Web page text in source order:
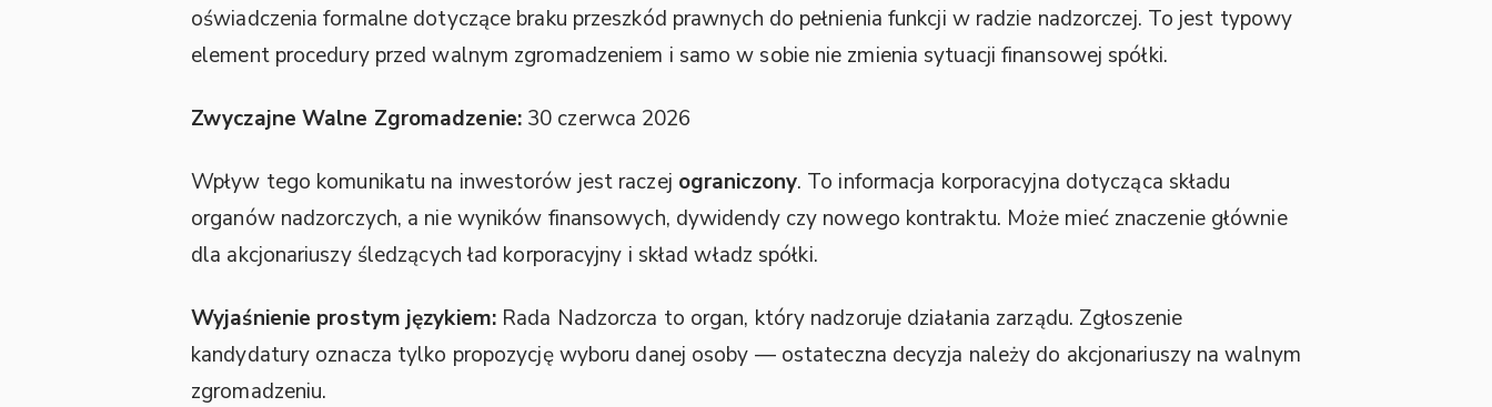
oświadczenia formalne dotyczące braku przeszkód prawnych do pełnienia funkcji w radzie nadzorczej. To jest typowy
element procedury przed walnym zgromadzeniem i samo w sobie nie zmienia sytuacji finansowej spółki.
Zwyczajne Walne Zgromadzenie:30 czerwca 2026
Wpływ tego komunikatu na inwestorów jest raczej ograniczony. To informacja korporacyjna dotycząca składu
organów nadzorczych, a nie wyników finansowych, dywidendy czy nowego kontraktu. Może mieć znaczenie głównie
dla akcjonariuszy śledzących ład korporacyjny i skład władz spółki.
Wyjaśnienie prostym językiem:Rada Nadzorcza to organ, który nadzoruje działania zarządu. Zgłoszenie
kandydatury oznacza tylko propozycję wyboru danej osoby — ostateczna decyzja należy do akcjonariuszy na walnym
zgromadzeniu.